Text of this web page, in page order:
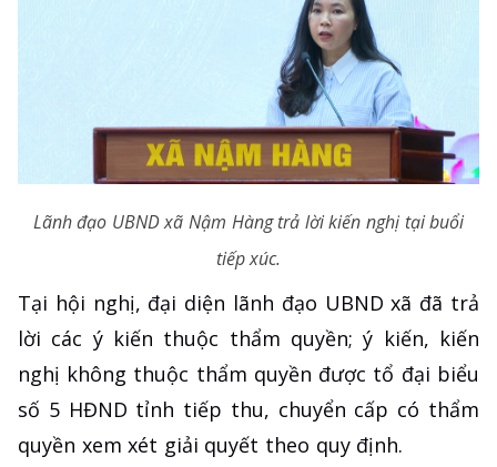
Lãnh đạo UBND xã Nậm Hàng trả lời kiến nghị tại buổi
tiếp xúc.
Tại hội nghị, đại diện lãnh đạo UBND xã đã trả
lời các ý kiến thuộc thẩm quyền; ý kiến, kiến
nghị không thuộc thẩm quyền được tổ đại biểu
số 5 HĐND tỉnh tiếp thu, chuyển cấp có thẩm
quyền xem xét giải quyết theo quy định.